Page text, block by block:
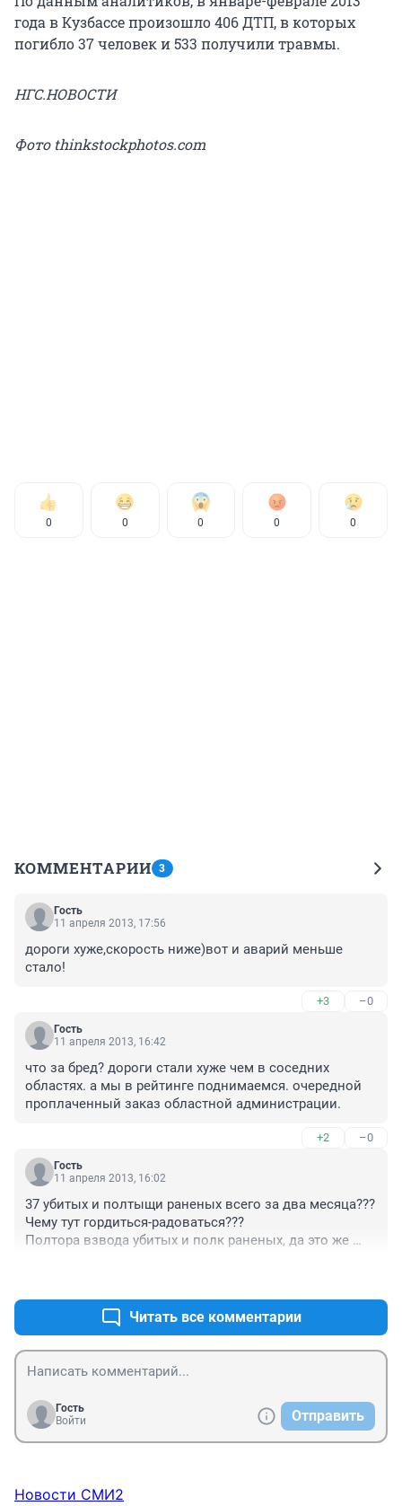
года в Кузбассе произошло 406 ДТП, в которых
погибло 37 человек и 533 получили травмы.
НГС.НОВОСТИ
Фото thinkstockphotos.com
0 0 0 0 0
КОММЕНТАРИИ 3
Гость
11 апреля 2013, 17:56
дороги хуже,скорость ниже)вот и аварий меньше
стало!
+3 –0
Гость
11 апреля 2013, 16:42
что за бред? дороги стали хуже чем в соседних
областях. а мы в рейтинге поднимаемся. очередной
проплаченный заказ областной администрации.
+2 –0
Гость
11 апреля 2013, 16:02
37 убитых и полтыщи раненых всего за два месяца???
Чему тут гордиться-радоваться???
Полтора взвода убитых и полк раненых, да это же
А главное, какие приняты меры во избежание
устойчивой негативной тенденции?
Читать все комментарии
Гость
Войти
Отправить
Новости СМИ2